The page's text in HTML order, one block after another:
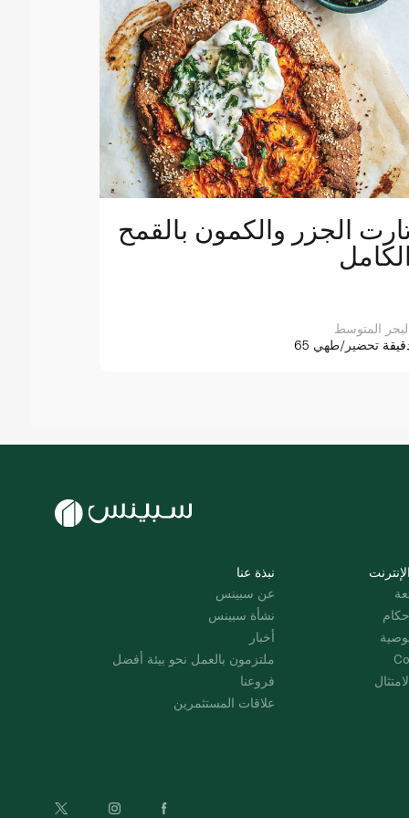
الجزر والكمون بالقمح
الكامل
المتوسط
دقيقة تحضير/طهي
نبذة عنا
عن سبينس
نشأة سبينس
أخبار
ملتزمون بالعمل نحو بيئة أفضل
فروعنا
علاقات المستثمرين